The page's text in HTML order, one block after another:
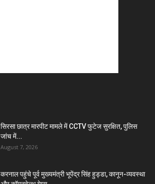
सिरसा छात्र मारपीट मामले में CCTV फुटेज सुरक्षित, पुलिस
जांच में...
August 7, 2026
करनाल पहुंचे पूर्व मुख्यमंत्री भूपेंद्र सिंह हुड्डा, कानून-व्यवस्था